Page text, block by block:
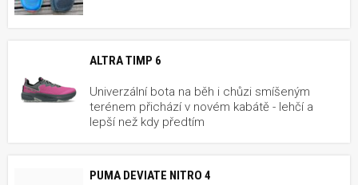
ALTRA TIMP 6
Univerzální bota na běh i chůzi smíšeným
terénem přichází v novém kabátě - lehčí a
lepší než kdy předtím
PUMA DEVIATE NITRO 4